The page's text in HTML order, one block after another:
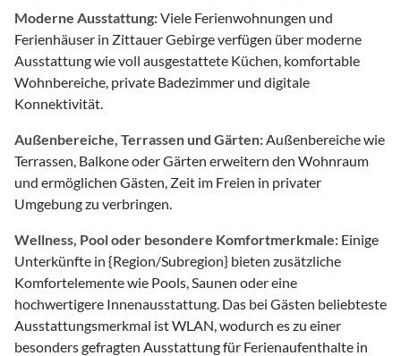
Moderne Ausstattung:Viele Ferienwohnungen und
Ferienhäuser in Zittauer Gebirge verfügen über moderne
Ausstattung wie voll ausgestattete Küchen, komfortable
Wohnbereiche, private Badezimmer und digitale
Konnektivität.
Außenbereiche, Terrassen und Gärten: Außenbereiche wie
Terrassen, Balkone oder Gärten erweitern den Wohnraum
und ermöglichen Gästen, Zeit im Freien in privater
Umgebung zu verbringen.
Wellness, Pool oder besondere Komfortmerkmale: Einige
Unterkünfte in {Region/Subregion} bieten zusätzliche
Komfortelemente wie Pools, Saunen oder eine
hochwertigere Innenausstattung. Das bei Gästen beliebteste
Ausstattungsmerkmal ist WLAN, wodurch es zu einer
besonders gefragten Ausstattung für Ferienaufenthalte in